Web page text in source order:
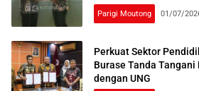
Parigi Moutong 01/07/
Perkuat Sektor
Burase Tanda
dengan UNG